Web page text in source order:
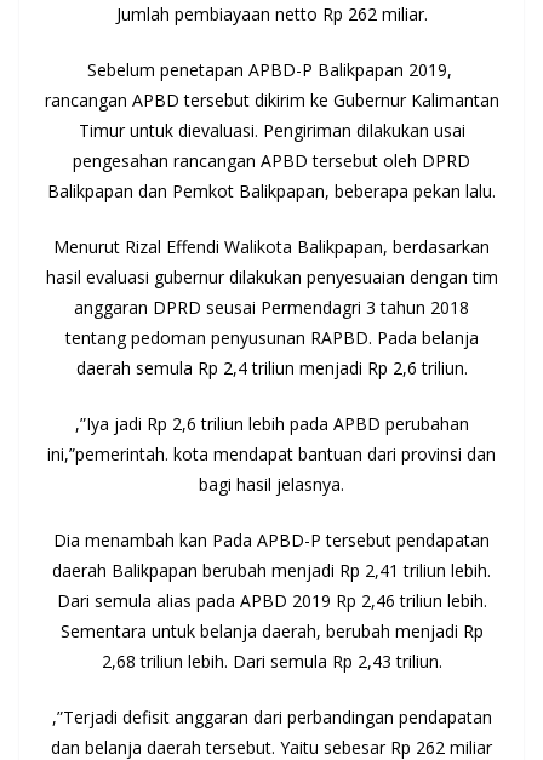
Jumlah pembiayaan netto Rp 262 miliar.
Sebelum penetapan APBD-P Balikpapan 2019,
rancangan APBD tersebut dikirim ke Gubernur Kalimantan
Timur untuk dievaluasi. Pengiriman dilakukan usai
pengesahan rancangan APBD tersebut oleh DPRD
Balikpapan dan Pemkot Balikpapan, beberapa pekan lalu.
Menurut Rizal Effendi Walikota Balikpapan, berdasarkan
hasil evaluasi gubernur dilakukan penyesuaian dengan tim
anggaran DPRD seusai Permendagri 3 tahun 2018
tentang pedoman penyusunan RAPBD. Pada belanja
daerah semula Rp 2,4 triliun menjadi Rp 2,6 triliun.
,”Iya jadi Rp 2,6 triliun lebih pada APBD perubahan
ini,”pemerintah. kota mendapat bantuan dari provinsi dan
bagi hasil jelasnya.
Dia menambah kan Pada APBD-P tersebut pendapatan
daerah Balikpapan berubah menjadi Rp 2,41 triliun lebih.
Dari semula alias pada APBD 2019 Rp 2,46 triliun lebih.
Sementara untuk belanja daerah, berubah menjadi Rp
2,68 triliun lebih. Dari semula Rp 2,43 triliun.
,”Terjadi defisit anggaran dari perbandingan pendapatan
dan belanja daerah tersebut. Yaitu sebesar Rp 262 miliar